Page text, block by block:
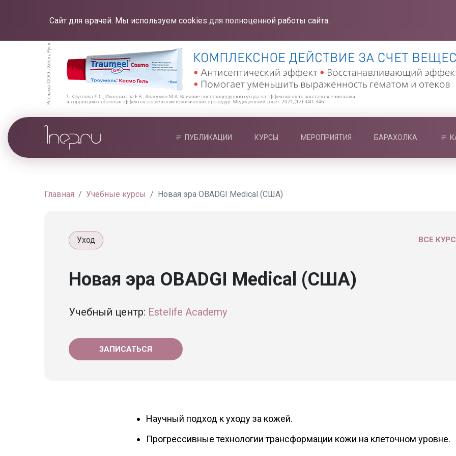
Сайт для врачей. Мы используем cookies для полноценной работы сайта.
ПУБЛИКАЦИИ КУРСЫ МЕРОПРИЯТИЯ БАРАХОЛКА
Главная Учебные курсы Новая эра OBADGI Medical (США)
ВСЕ
Уход
Новая эра OBADGI Medical (США)
Учебный центр: Estelife Academy
ЗАПИСАТЬСЯ
Научный подход к уходу за кожей.
Прогрессивные технологии трансформации кожи на клеточном уровне.